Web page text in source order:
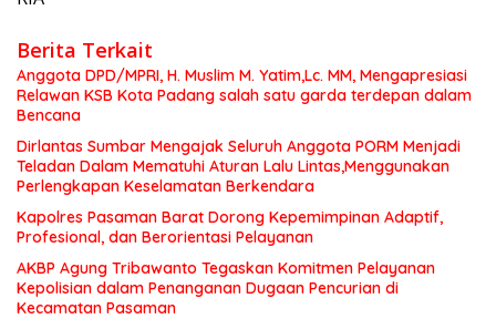
Berita Terkait
Anggota DPD/MPRI, H. Muslim M. Yatim,Lc. MM, Mengapresiasi
Relawan KSB Kota Padang salah satu garda terdepan dalam
Bencana
Dirlantas Sumbar Mengajak Seluruh Anggota PORM Menjadi
Teladan Dalam Mematuhi Aturan Lalu Lintas,Menggunakan
Perlengkapan Keselamatan Berkendara
Kapolres Pasaman Barat Dorong Kepemimpinan Adaptif,
Profesional, dan Berorientasi Pelayanan
AKBP Agung Tribawanto Tegaskan Komitmen Pelayanan
Kepolisian dalam Penanganan Dugaan Pencurian di
Kecamatan Pasaman